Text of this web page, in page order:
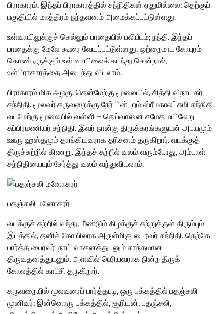
பிராகாரம். இந்தப் பிராகாரத்தில் சந்நிதிகள் ஏதுமில்லை; தெற்குப்
பகுதியில் மாத்திரம் நந்தவனம் அமைக்கப்பட்டுள்ளது.
உள்வாயிலுக்குச் செல்லும் பாதையில் பலிபீடம்; நந்தி. இந்தப்
பாதைக்கு மேலே கூரை வேயப்பட்டுள்ளது. ஒற்றைமாட கோபுரம்
கொண்டிருக்கும் உள் வாயிலைக் கடந்து சென்றால்,
உள்பிராகாரத்தை அடைந்து விடலாம்.
பிராகாரம் மிக அழகு. தென்மேற்கு மூலையில், சித்தி விநாயகர்
சந்நிதி. மூலவர் கருவறைக்கு நேர் பின்புறம் ஸ்ரீமகாலட்சுமி சந்நிதி.
வடமேற்கு மூலையில் வள்ளி – தெய்வானை சமேத மயிலேறு
சுப்பிரமணியர் சந்நிதி. இவர் நான்கு திருக்கரங்களுடன் அபயமும்
ஊரு ஹஸ்தமும் தாங்கியவராக தரிசனம் தருகிறார். வடக்குத்
திருச்சுற்றில் கிணறு. இந்தச் சுற்றில் வலம் வரும்போது, அம்பாள்
சந்நிதியையும் சேர்த்து வலம் வந்துவிடலாம்.
பதஞ்சலி மனோகரர்
வடக்குச் சுற்றில் வந்து, மீண்டும் கிழக்குச் சுற்றுக்குள் திரும்பும்
இடத்தில், தனிக் கோயிலாக அருள்மிகு பைரவர் சந்நிதி. தெற்கே
பார்த்த பைரவர்; நாய் வாகனத்துடனும் சாந்தமான
திருவதனத்துடனும், அளவில் பெரியவராக நின்ற திருக்
கோலத்தில் காட்சி தருகிறார்.
கருவறையில் மூலவரைப் பார்த்தபடி, ஒரு பக்கத்தில் பதஞ்சலி
முனிவர்; இன்னொரு பக்கத்தில், சூரியன், பதஞ்சலி,